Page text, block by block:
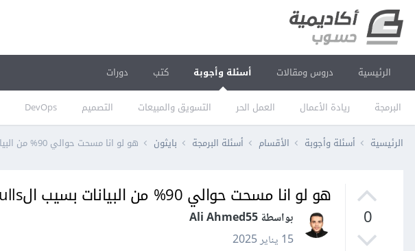
الرئيسية دروس ومقالات أسئلة وأجوبة
البرمجة ريادة الأعمال العمل الحر التسويق والمبيعات التصميم DevOps
كتب دورات
الرئيسية أسئلة وأجوبة الأقسام أسئلة البرمجة بايثون هو لو انا مسحت حوالي 90% من البيانات بسيب الnulls تاثير ده اي علي نموذج ؟
0
هو لو انا مسحت حوالي 90% من البيانات بسيب الnulls تاثير ده اي علي نموذج ؟
بواسطة Ali Ahmed55
15 يناير 2025